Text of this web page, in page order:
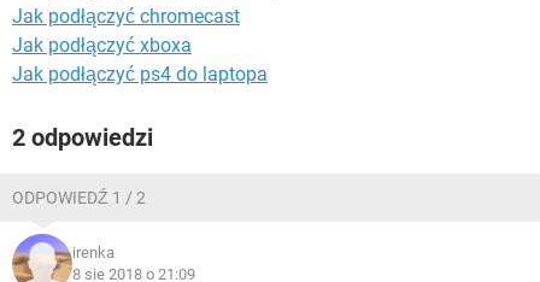
Jak podłączyć chromecast
Jak podłączyć xboxa
Jak podłączyć ps4 do laptopa
2 odpowiedzi
ODPOWIEDŹ 1 / 2
irenka
8 sie 2018 o 21:09